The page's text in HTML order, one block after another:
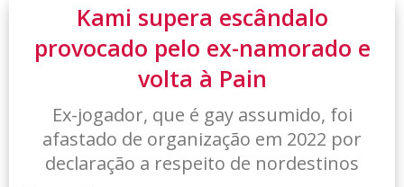
Kami supera escândalo
provocado pelo ex-namorado e
volta à Pain
Ex-jogador, que é gay assumido, foi
afastado de organização em 2022 por
declaração a respeito de nordestinos